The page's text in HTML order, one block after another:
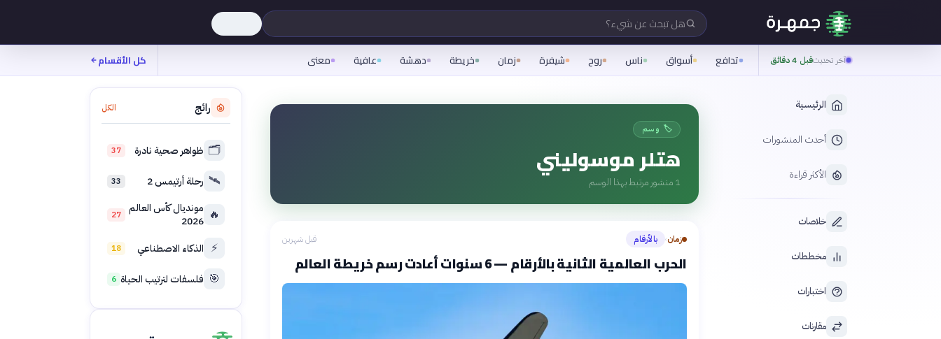
هل تبحث عن شيء؟
آخر تحديثقبل 4 دقائق تدافع أسواق ناس روح شيفرة زمان خريطة دهشة عافية معنى كل الأقسام
الرئيسية
أحدث المنشورات
الأكثر قراءة
خلاصات
مخططات
اختبارات
مقارنات
🏷️ وسم
هتلر موسوليني
1 منشور مرتبط بهذا الوسم
زمان› بالأرقام قبل شهرين
الحرب العالمية الثانية بالأرقام — 6 سنوات أعادت رسم خريطة العالم
رائج الكل
🗂️ ظواهر صحية نادرة 37
🛰️ رحلة أرتيمس 2 33
🔥 مونديال كأس العالم
2026
27
⚡ الذكاء الاصطناعي 18
🎯 فلسفات لترتيب الحياة 6